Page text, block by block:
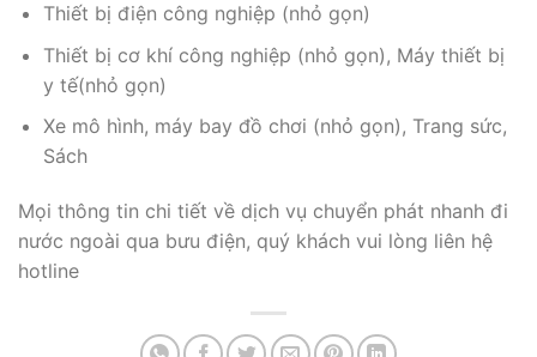
Thiết bị điện công nghiệp (nhỏ gọn)
Thiết bị cơ khí công nghiệp (nhỏ gọn), Máy thiết bị
y tế(nhỏ gọn)
Xe mô hình, máy bay đồ chơi (nhỏ gọn), Trang sức,
Sách
Mọi thông tin chi tiết về dịch vụ chuyển phát nhanh đi
nước ngoài qua bưu điện, quý khách vui lòng liên hệ
hotline